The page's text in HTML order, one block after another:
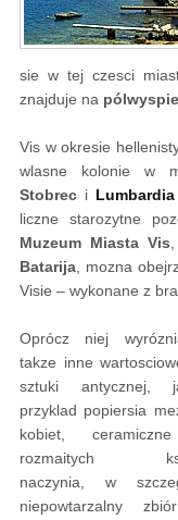
sie w tej czesci
znajduje na
Vis w okresie
wlasne kolonie w
Stobrec i Lumbardia
liczne starozytne
Muzeum Miasta Vis
Batarija , mozna
Visie – wykonane z
Oprócz niej
takze inne
sztuki antycznej,
przyklad popiersia
kobiet,
rozmaitych
naczynia, w
niepowtarzalny